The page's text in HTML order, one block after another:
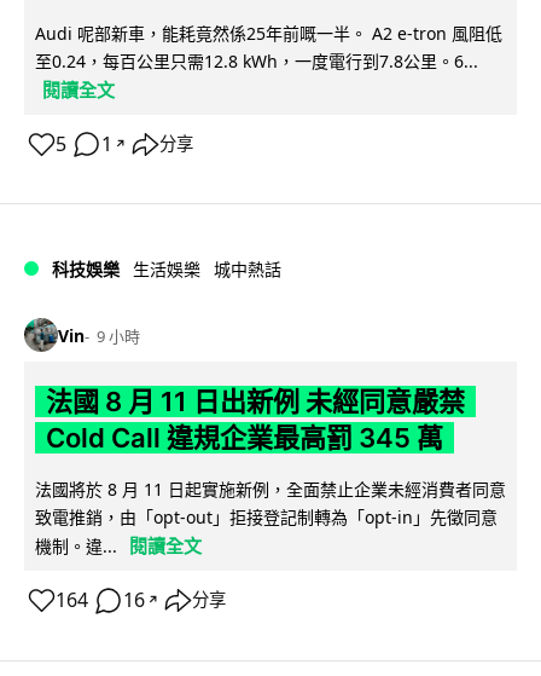
Audi 呢部新車，能耗竟然係25年前嘅一半。 A2 e-tron 風阻低
至0.24，每百公里只需12.8 kWh，一度電行到7.8公里。6...
閱讀全文
5 1 ↗ 分享
科技娛樂 生活娛樂 城中熱話
Vin 9 小時
法國 8 月 11 日出新例 未經同意嚴禁
Cold Call 違規企業最高罰 345 萬
法國將於 8 月 11 日起實施新例，全面禁止企業未經消費者同意
致電推銷，由「opt-out」拒接登記制轉為「opt-in」先徵同意
機制。違...
閱讀全文
164 16 ↗ 分享